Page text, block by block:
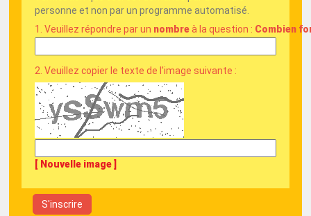
personne et non par un programme automatisé.
1. Veuillez répondre par un nombre à la question : Combien
2. Veuillez copier le texte de l'image suivante :
[ Nouvelle image ]